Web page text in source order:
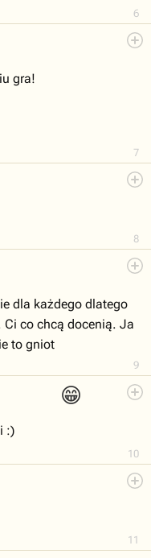
6
7
gra!
8
9
dla każdego dlatego
co chcą docenią. Ja
to gniot
😁
10
:)
11